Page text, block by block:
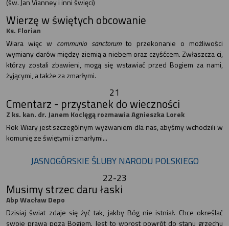
(św. Jan Vianney i inni święci)
Wierzę w świętych obcowanie
Ks. Florian
Wiara więc w communio sanctorumto przekonanie o możliwości
wymiany darów między ziemią a niebem oraz czyśćcem. Zwłaszcza ci,
którzy zostali zbawieni, mogą się wstawiać przed Bogiem za nami,
żyjącymi, a także za zmarłymi.
21
Cmentarz - przystanek do wieczności
Z ks. kan. dr. Janem Koclęgą rozmawia Agnieszka Lorek
Rok Wiary jest szczególnym wyzwaniem dla nas, abyśmy wchodzili w
komunię ze świętymi i zmarłymi...
JASNOGÓRSKIE ŚLUBY NARODU POLSKIEGO
22-23
Musimy strzec daru łaski
Abp Wacław Depo
Dzisiaj świat zdaje się żyć tak, jakby Bóg nie istniał. Chce określać
swoje prawa poza Bogiem. Jest to wprost powrót do stanu grzechu